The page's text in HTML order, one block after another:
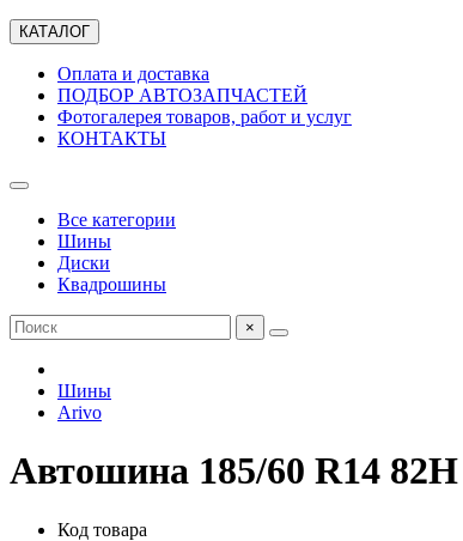
КАТАЛОГ
Оплата и доставка
ПОДБОР АВТОЗАПЧАСТЕЙ
Фотогалерея товаров, работ и услуг
КОНТАКТЫ
Все категории
Шины
Диски
Квадрошины
×
Шины
Arivo
Автошина 185/60 R14
Код товара